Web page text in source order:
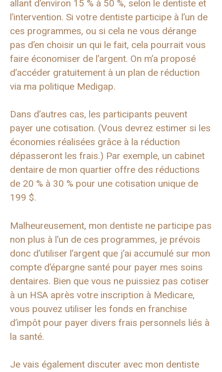
allant d’environ 15 % à 50 %, selon le dentiste et
l’intervention. Si votre dentiste participe à l’un de
ces programmes, ou si cela ne vous dérange
pas d’en choisir un qui le fait, cela pourrait vous
faire économiser de l’argent. On m’a proposé
d’accéder gratuitement à un plan de réduction
via ma politique Medigap.
Dans d’autres cas, les participants peuvent
payer une cotisation. (Vous devrez estimer si les
économies réalisées grâce à la réduction
dépasseront les frais.) Par exemple, un cabinet
dentaire de mon quartier offre des réductions
de 20 % à 30 % pour une cotisation unique de
199 $.
Malheureusement, mon dentiste ne participe pas
non plus à l’un de ces programmes, je prévois
donc d’utiliser l’argent que j’ai accumulé sur mon
compte d’épargne santé pour payer mes soins
dentaires. Bien que vous ne puissiez pas cotiser
à un HSA après votre inscription à Medicare,
vous pouvez utiliser les fonds en franchise
d’impôt pour payer divers frais personnels liés à
la santé.
Je vais également discuter avec mon dentiste